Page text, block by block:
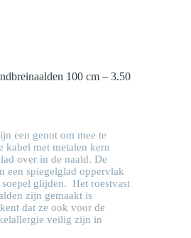
100 cm – 3.50
een genot om mee te
kabel met metalen kern
over in de naald. De
een spiegelglad oppervlak
glijden. Het roestvast
zijn gemaakt is
dat ze ook voor de
veilig zijn in